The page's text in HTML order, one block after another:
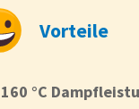
Vorteile
160 °C